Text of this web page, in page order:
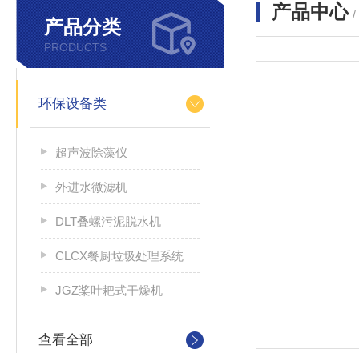
产品分类
PRODUCTS
环保设备类
超声波除藻仪
外进水微滤机
DLT叠螺污泥脱水机
CLCX餐厨垃圾处理系统
JGZ桨叶耙式干燥机
查看全部
产品中心 /